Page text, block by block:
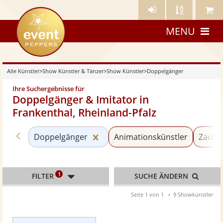
Künstler- Künstler Meine
eventpeppers
MENU
Alle Künstler>Show Künstler & Tänzer>Show Künstler>Doppelgänger
Ihre Suchergebnisse für
Doppelgänger & Imitator in
Frankenthal, Rheinland-Pfalz
Zurück zu «Show Künstler»
Doppelgänger Kategorie «Doppelgänger»
Animationskünstler
FILTER 1 SUCHE ÄNDERN
Seite 1 von 1 9 Showkünstler